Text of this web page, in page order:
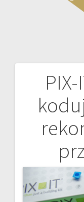
wpisu